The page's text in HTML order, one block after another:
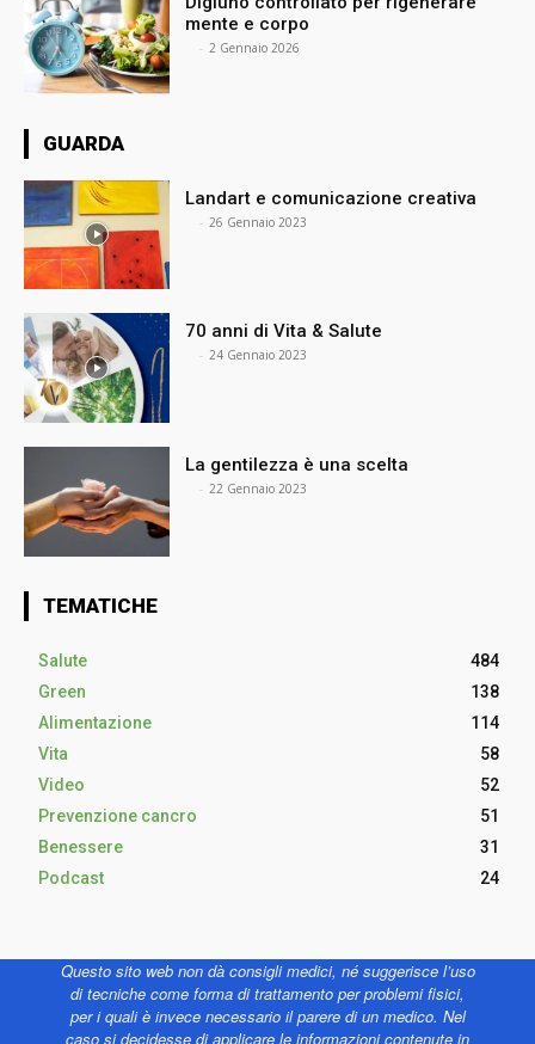
mente e corpo
- 2 Gennaio 2026
GUARDA
Landart e comunicazione creativa
- 26 Gennaio 2023
70 anni di Vita & Salute
- 24 Gennaio 2023
La gentilezza è una scelta
- 22 Gennaio 2023
TEMATICHE
Salute
484
Green
138
Alimentazione
114
Vita
58
Video
52
Prevenzione cancro
51
Benessere
31
Podcast
24
Questo sito web non dà consigli medici, né suggerisce l’uso
di tecniche come forma di trattamento per problemi fisici,
per i quali è invece necessario il parere di un medico. Nel
caso si decidesse di applicare le informazioni contenute in